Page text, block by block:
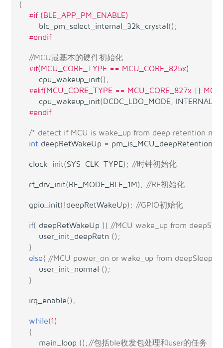
{
#if (BLE_APP_PM_ENABLE)
blc_pm_select_internal_32k_crystal();
#endif
//MCU最基本的硬件初始化
#if(MCU_CORE_TYPE == MCU_CORE_825x)
cpu_wakeup_init();
#elif(MCU_CORE_TYPE == MCU_CORE_827x ||
cpu_wakeup_init(DCDC_LDO_MODE
#endif
/* detect if MCU is wake_up from deep retention
int deepRetWakeUp =
clock_init(SYS_CLK_TYPE); //时钟初始化
rf_drv_init(RF_MODE_BLE_1M); //RF初始化
gpio_init(!deepRetWakeUp); //GPIO初始化
if( deepRetWakeUp ){ //MCU wake_up from
user_init_deepRetn ();
}
else{ //MCU power_on or wake_up from deepSleep
user_init_normal ();
}
irq_enable();
while(1)
{
main_loop (); //包括ble收发包处理和user的任务